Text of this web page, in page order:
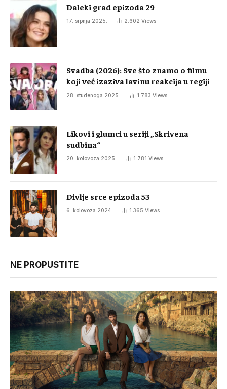
Daleki grad epizoda 29
17. srpnja 2025. 2.602 Views
Svadba (2026): Sve što znamo o filmu
koji već izaziva lavinu reakcija u regiji
28. studenoga 2025. 1.783 Views
Likovi i glumci u seriji „Skrivena
sudbina“
20. kolovoza 2025. 1.781 Views
Divlje srce epizoda 53
6. kolovoza 2024. 1.365 Views
NE PROPUSTITE